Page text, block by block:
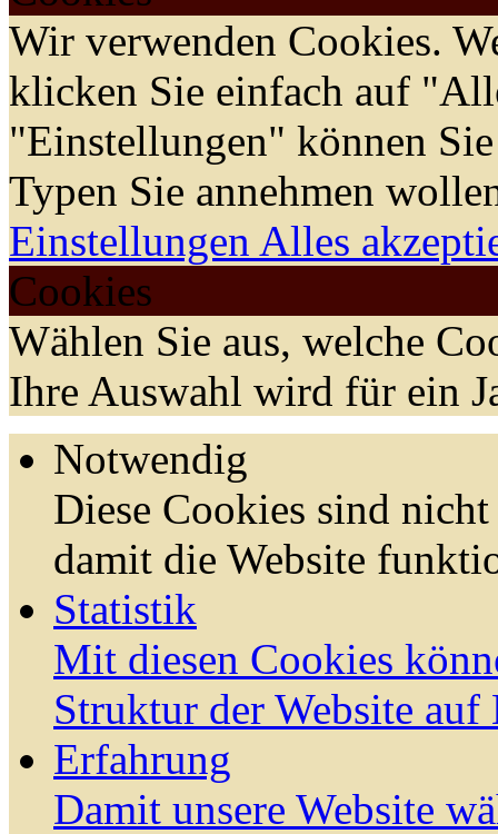
Wir verwenden Cookies.
klicken Sie einfach auf
"Einstellungen" können
Typen Sie annehmen
Einstellungen Alles
Cookies
Wählen Sie aus, welche
Ihre Auswahl wird für ein
Notwendig
Diese Cookies sind
damit die Website
Statistik
Mit diesen Cookies
Struktur der Website auf
Erfahrung
Damit unsere Website